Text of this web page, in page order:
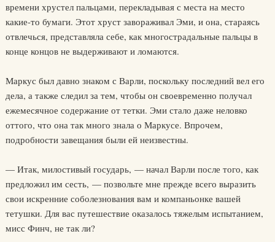
времени хрустел пальцами, перекладывая с места на место
какие-то бумаги. Этот хруст завораживал Эми, и она, стараясь
отвлечься, представляла себе, как многострадальные пальцы в
конце концов не выдерживают и ломаются.
Маркус был давно знаком с Варли, поскольку последний вел его
дела, а также следил за тем, чтобы он своевременно получал
ежемесячное содержание от тетки. Эми стало даже неловко
оттого, что она так много знала о Маркусе. Впрочем,
подробности завещания были ей неизвестны.
— Итак, милостивый государь, — начал Варли после того, как
предложил им сесть, — позвольте мне прежде всего выразить
свои искренние соболезнования вам и компаньонке вашей
тетушки. Для вас путешествие оказалось тяжелым испытанием,
мисс Финч, не так ли?